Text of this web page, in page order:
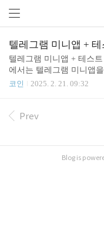
텔레그램 미니앱 +
텔레그램 미니앱 + 테스
에서는 텔레그램 미니앱
연동하는 방법을 단계별
BotFather로 봇 생성텔레
코인 2025. 2. 21. 09:32
Prev
Blog is